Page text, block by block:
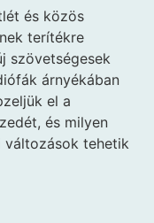
és közös
terítékre
szövetségesek
árnyékában
el a
és milyen
változások tehetik